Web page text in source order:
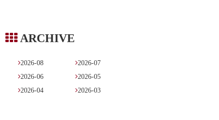
ARCHIVE
2026-08 2026-07
2026-06 2026-05
2026-04 2026-03